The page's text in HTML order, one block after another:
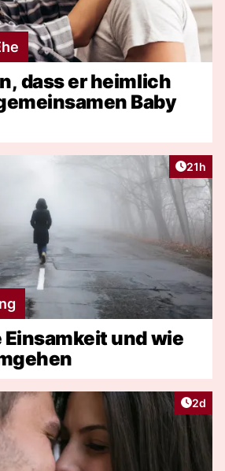
dass er heimlich
Baby
Artikel
21h
und wie
2d